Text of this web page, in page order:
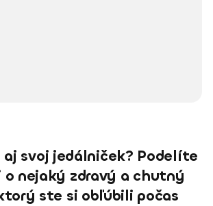
svoj jedálniček? Podelíte
o nejaký zdravý a chutný
ste si obľúbili počas